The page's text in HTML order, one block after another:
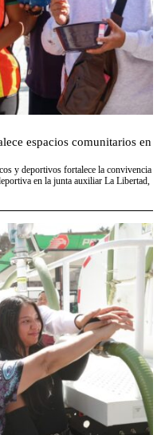
espacios comunitarios en
y deportivos fortalece la convivencia
en la junta auxiliar La Libertad,